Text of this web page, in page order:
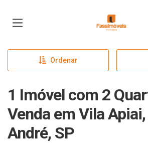
Página inicial
Ordenar
1 Imóvel com 2
Venda em Vila
André, SP